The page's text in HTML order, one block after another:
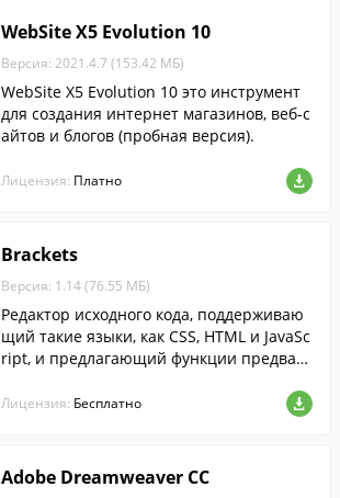
WebSite X5 Evolution 10
Версия: 2021.4.7 (153.42 МБ)
WebSite X5 Evolution 10 это инструмент
для создания интернет магазинов, веб-с
айтов и блогов (пробная версия).
Лицензия: Платно
Brackets
Версия: 1.14 (76.55 МБ)
Редактор исходного кода, поддерживаю
щий такие языки, как CSS, HTML и JavaSc
ript, и предлагающий функции предвар
сиса и автозавершения.
Лицензия: Бесплатно
Adobe Dreamweaver CC